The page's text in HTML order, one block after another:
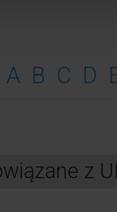
A B C D
z